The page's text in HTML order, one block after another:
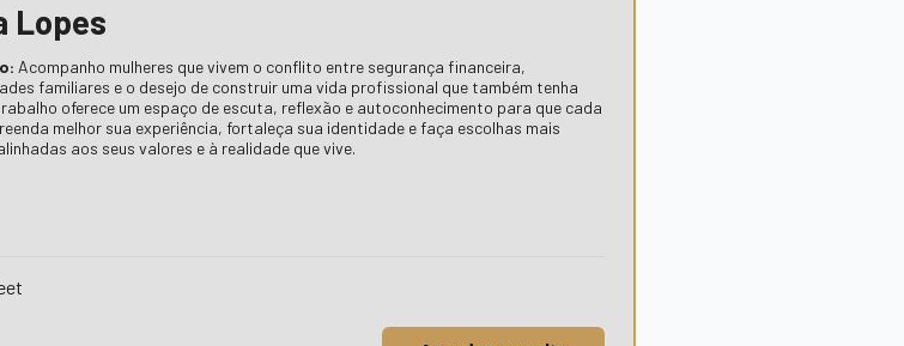
Lopes
Acompanho mulheres que vivem o conflito entre segurança financeira,
familiares e o desejo de construir uma vida profissional que também tenha
oferece um espaço de escuta, reflexão e autoconhecimento para que cada
melhor sua experiência, fortaleça sua identidade e faça escolhas mais
aos seus valores e à realidade que vive.